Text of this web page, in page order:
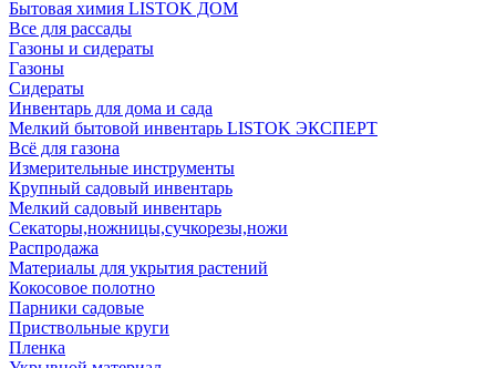
Бытовая химия LISTOK ДОМ
Все для рассады
Газоны и сидераты
Газоны
Сидераты
Инвентарь для дома и сада
Мелкий бытовой инвентарь LISTOK ЭКСПЕРТ
Всё для газона
Измерительные инструменты
Крупный садовый инвентарь
Мелкий садовый инвентарь
Секаторы,ножницы,сучкорезы,ножи
Распродажа
Материалы для укрытия растений
Кокосовое полотно
Парники садовые
Приствольные круги
Пленка